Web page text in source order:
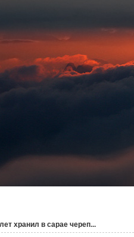
хранил в сарае череп...